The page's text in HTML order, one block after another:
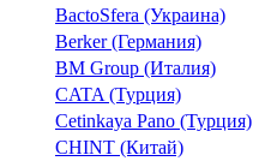
BactoSfera (Украина)
Berker (Германия)
BM Group (Италия)
CATA (Турция)
Cetinkaya Pano (Турция)
CHINT (Китай)